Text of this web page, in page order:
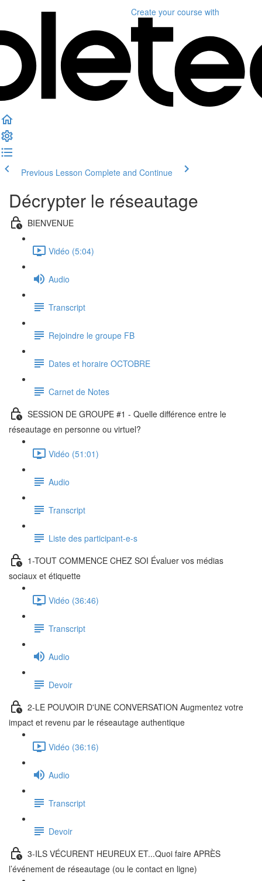
Create your course with
Previous Lesson Complete and Continue
Décrypter le réseautage
BIENVENUE
Vidéo (5:04)
Audio
Transcript
Rejoindre le groupe FB
Dates et horaire OCTOBRE
Carnet de Notes
SESSION DE GROUPE #1 - Quelle différence entre le
réseautage en personne ou virtuel?
Vidéo (51:01)
Audio
Transcript
Liste des participant-e-s
1-TOUT COMMENCE CHEZ SOI Évaluer vos médias
sociaux et étiquette
Vidéo (36:46)
Transcript
Audio
Devoir
2-LE POUVOIR D'UNE CONVERSATION Augmentez votre
impact et revenu par le réseautage authentique
Vidéo (36:16)
Audio
Transcript
Devoir
3-ILS VÉCURENT HEUREUX ET...Quoi faire APRÈS
l’événement de réseautage (ou le contact en ligne)